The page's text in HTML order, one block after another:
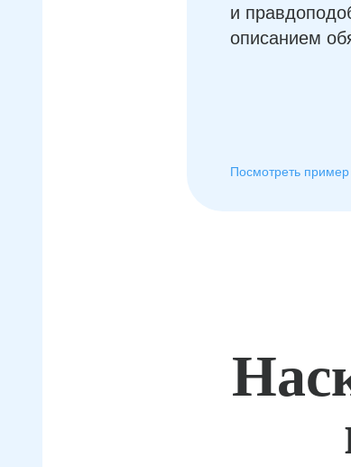
и
описанием
Посмотреть пример